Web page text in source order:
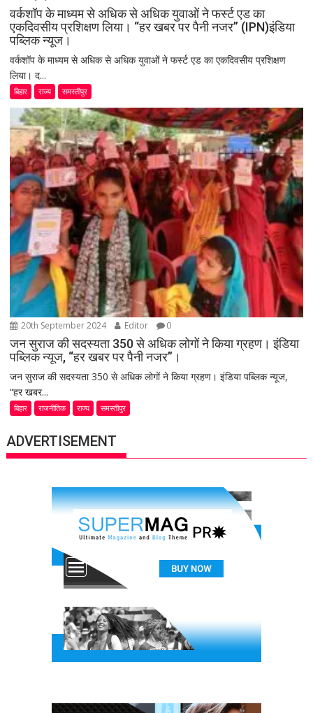
वर्कशॉप के माध्यम से अधिक से अधिक युवाओं ने फर्स्ट एड का
एकदिवसीय प्रशिक्षण लिया। “हर खबर पर पैनी नजर” (IPN)इंडिया
पब्लिक न्यूज।
वर्कशॉप के माध्यम से अधिक से अधिक युवाओं ने फर्स्ट एड का एकदिवसीय प्रशिक्षण
लिया। द...
बिहार राज्य समस्तीपुर
20th September 2024 Editor 0
जन सुराज की सदस्यता 350 से अधिक लोगों ने किया ग्रहण। इंडिया
पब्लिक न्यूज, “हर खबर पर पैनी नजर”।
जन सुराज की सदस्यता 350 से अधिक लोगों ने किया ग्रहण। इंडिया पब्लिक न्यूज,
“हर खबर...
बिहार राजनीतिक राज्य समस्तीपुर
ADVERTISEMENT